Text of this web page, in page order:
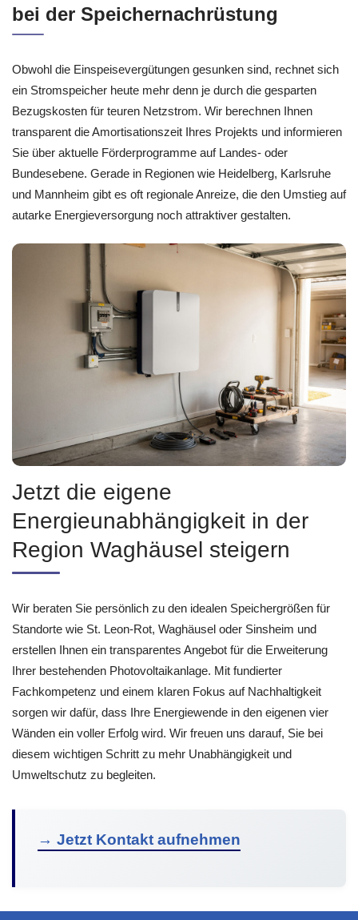
bei der Speichernachrüstung
Obwohl die Einspeisevergütungen gesunken sind, rechnet sich
ein Stromspeicher heute mehr denn je durch die gesparten
Bezugskosten für teuren Netzstrom. Wir berechnen Ihnen
transparent die Amortisationszeit Ihres Projekts und informieren
Sie über aktuelle Förderprogramme auf Landes- oder
Bundesebene. Gerade in Regionen wie Heidelberg, Karlsruhe
und Mannheim gibt es oft regionale Anreize, die den Umstieg auf
autarke Energieversorgung noch attraktiver gestalten.
Jetzt die eigene
Energieunabhängigkeit in der
Region Waghäusel steigern
Wir beraten Sie persönlich zu den idealen Speichergrößen für
Standorte wie St. Leon-Rot, Waghäusel oder Sinsheim und
erstellen Ihnen ein transparentes Angebot für die Erweiterung
Ihrer bestehenden Photovoltaikanlage. Mit fundierter
Fachkompetenz und einem klaren Fokus auf Nachhaltigkeit
sorgen wir dafür, dass Ihre Energiewende in den eigenen vier
Wänden ein voller Erfolg wird. Wir freuen uns darauf, Sie bei
diesem wichtigen Schritt zu mehr Unabhängigkeit und
Umweltschutz zu begleiten.
→ Jetzt Kontakt aufnehmen